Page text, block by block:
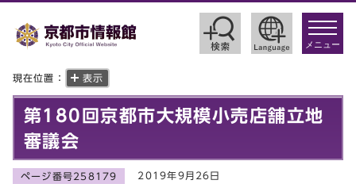
toggle
メニュー
現在位置： 表示
第180回京都市大規模小売店舗立地
審議会
ページ番号258179 2019年9月26日